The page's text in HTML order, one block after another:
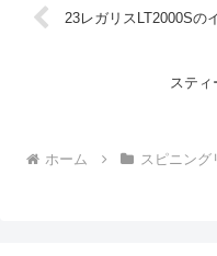
23レガリスLT2000Sの
スティ
ホーム スピニング